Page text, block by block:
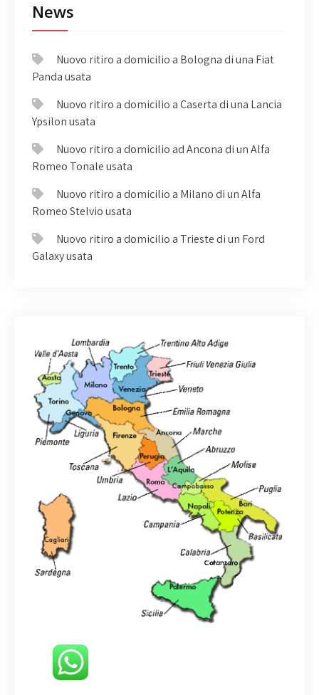
News
Nuovo ritiro a domicilio a Bologna di una Fiat
Panda usata
Nuovo ritiro a domicilio a Caserta di una Lancia
Ypsilon usata
Nuovo ritiro a domicilio ad Ancona di un Alfa
Romeo Tonale usata
Nuovo ritiro a domicilio a Milano di un Alfa
Romeo Stelvio usata
Nuovo ritiro a domicilio a Trieste di un Ford
Galaxy usata